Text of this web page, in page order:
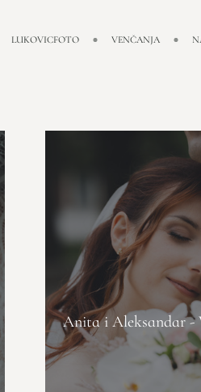
LUKOVICFOTO VENČANJA
Anita i Aleksandar -